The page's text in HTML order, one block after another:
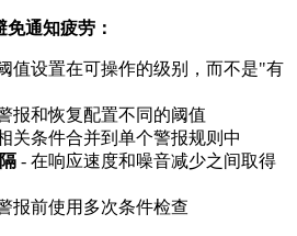
通知疲劳：
值设置在可操作的级别，而不是"有
报和恢复配置不同的阈值
关条件合并到单个警报规则中
- 在响应速度和噪音减少之间取得
报前使用多次条件检查